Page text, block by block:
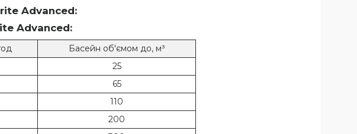
Advanced:
Advanced:
Басейн об'ємом до, м³
25
65
110
200